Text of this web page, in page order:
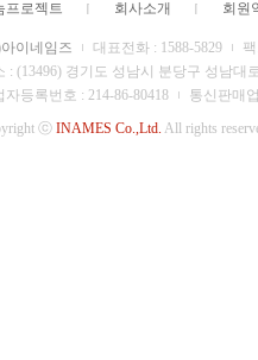
프로젝트 회사소개 회원
이네임즈 대표전화 : 1588-5829
: (13496) 경기도 성남시 분당구 성남대
자등록번호 : 214-86-80418
통신판매
ⓒ INAMES Co.,Ltd. All rights